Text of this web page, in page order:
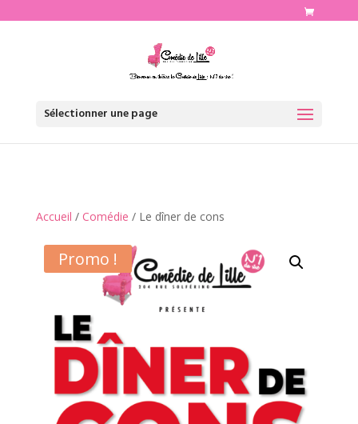
Sélectionner une page
Accueil / Comédie / Le dîner de cons
Promo !